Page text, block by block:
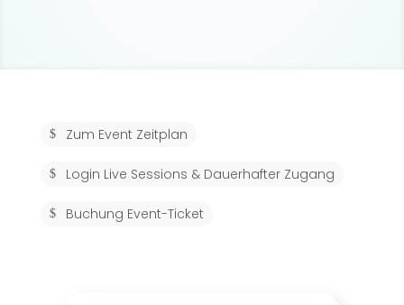
Zum Event Zeitplan
Login Live Sessions & Dauerhafter Zugang
Buchung Event-Ticket